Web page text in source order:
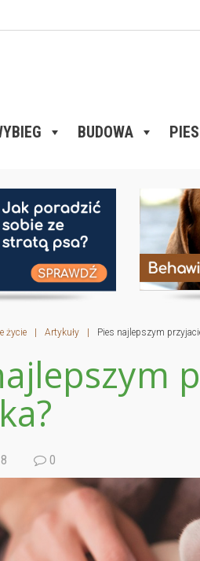
BUDOWA
życie Artykuły Pies najlepszym
0